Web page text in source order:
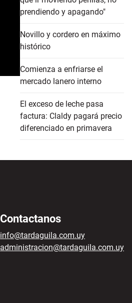
prendiendo y apagando"
Novillo y cordero en máximo
histórico
Comienza a enfriarse el
mercado lanero interno
El exceso de leche pasa
factura: Claldy pagará precio
diferenciado en primavera
Contactanos
info@tardaguila.com.uy
administracion@tardaguila.com.uy